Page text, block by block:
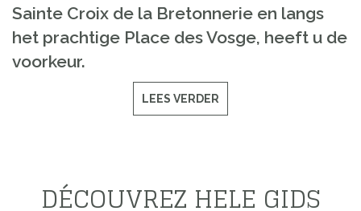
Sainte Croix de la Bretonnerie en langs
het prachtige Place des Vosge, heeft u de
voorkeur.
LEES VERDER
DÉCOUVREZ HELE GIDS